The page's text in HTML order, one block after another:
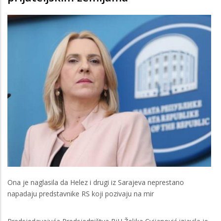
Ona je naglasila da Helez i drugi iz Sarajeva neprestano
napadaju predstavnike RS koji pozivaju na mir